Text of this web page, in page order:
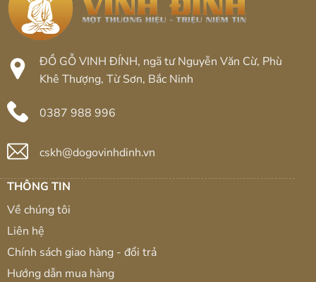
ĐỒ GỖ VINH ĐÍNH, ngã tư Nguyễn Văn Cừ, Phù
Khê Thượng, Từ Sơn, Bắc Ninh
0387 988 996
cskh@dogovinhdinh.vn
THÔNG TIN
Về chúng tôi
Liên hệ
Chính sách giao hàng - đổi trả
Hướng dẫn mua hàng